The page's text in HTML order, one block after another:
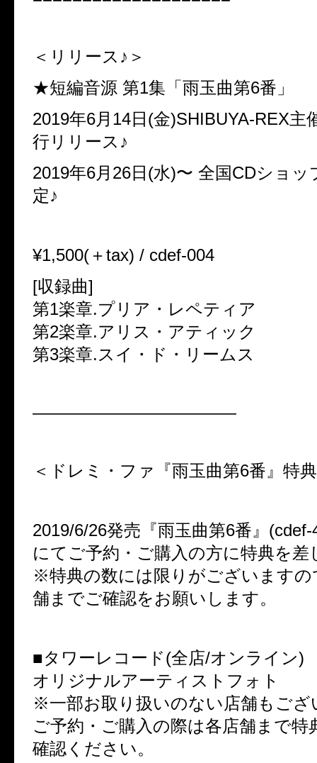
＜リリース♪＞
★短編音源 第1集「雨玉曲第6番」
2019年6月14日(金)SHIBUYA-REX主
行リリース♪
2019年6月26日(水)〜 全国CDショッ
定♪
¥1,500(＋tax) / cdef-004
[収録曲]
第1楽章.プリア・レペティア
第2楽章.アリス・アティック
第3楽章.スイ・ド・リームス
————————————
＜ドレミ・ファ『雨玉曲第6番』特
2019/6/26発売『雨玉曲第6番』
にてご予約・ご購入の方に特典を差
※特典の数には限りがございますの
舗までご確認をお願いします。
■タワーレコード(全店/オンライン)
オリジナルアーティストフォト
※一部お取り扱いのない店舗もござ
ご予約・ご購入の際は各店舗まで特
確認ください。